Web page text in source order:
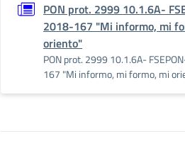
PON prot. 2999 10.1.6A-
2018-167 "Mi informo, mi
oriento"
PON prot. 2999 10.1.6A-
167 "Mi informo, mi formo, mi